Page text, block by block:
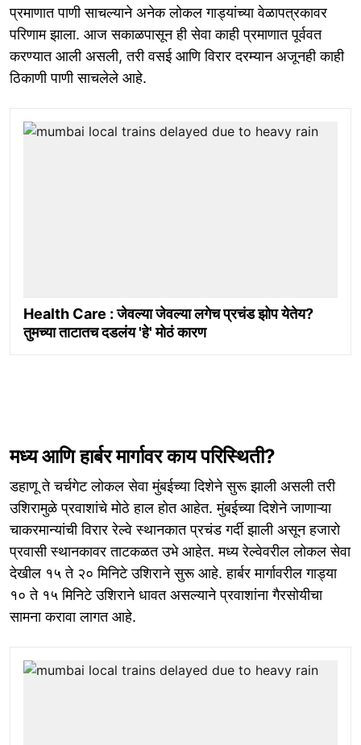
प्रमाणात पाणी साचल्याने अनेक लोकल गाड्यांच्या वेळापत्रकावर
परिणाम झाला. आज सकाळपासून ही सेवा काही प्रमाणात पूर्ववत
करण्यात आली असली, तरी वसई आणि विरार दरम्यान अजूनही काही
ठिकाणी पाणी साचलेले आहे.
Health Care : जेवल्या जेवल्या लगेच प्रचंड झोप येतेय?
तुमच्या ताटातच दडलंय 'हे' मोठं कारण
मध्य आणि हार्बर मार्गावर काय परिस्थिती?
डहाणू ते चर्चगेट लोकल सेवा मुंबईच्या दिशेने सुरू झाली असली तरी
उशिरामुळे प्रवाशांचे मोठे हाल होत आहेत. मुंबईच्या दिशेने जाणाऱ्या
चाकरमान्यांची विरार रेल्वे स्थानकात प्रचंड गर्दी झाली असून हजारो
प्रवासी स्थानकावर ताटकळत उभे आहेत. मध्य रेल्वेवरील लोकल सेवा
देखील १५ ते २० मिनिटे उशिराने सुरू आहे. हार्बर मार्गावरील गाड्या
१० ते १५ मिनिटे उशिराने धावत असल्याने प्रवाशांना गैरसोयीचा
सामना करावा लागत आहे.